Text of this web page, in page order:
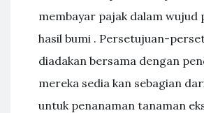
membayar pajak dalam wujud
hasil bumi . Persetujuan-
diadakan bersama dengan
mereka sedia kan sebagian
untuk penanaman tanaman